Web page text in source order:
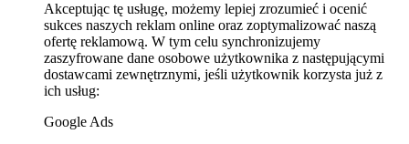
Akceptując tę usługę, możemy lepiej zrozumieć i ocenić
sukces naszych reklam online oraz zoptymalizować naszą
ofertę reklamową. W tym celu synchronizujemy
zaszyfrowane dane osobowe użytkownika z następującymi
dostawcami zewnętrznymi, jeśli użytkownik korzysta już z
ich usług:
Google Ads